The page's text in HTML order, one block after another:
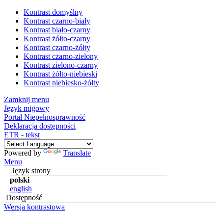
Kontrast domyślny
Kontrast czarno-biały
Kontrast biało-czarny
Kontrast żółto-czarny
Kontrast czarno-żółty
Kontrast czarno-zielony
Kontrast zielono-czarny
Kontrast żółto-niebieski
Kontrast niebiesko-żółty
Zamknij menu
Język migowy
Portal Niepełnosprawność
Deklaracja dostępności
ETR - tekst
Powered by
Translate
Menu
Język strony
polski
english
Dostępność
Wersja kontrastowa